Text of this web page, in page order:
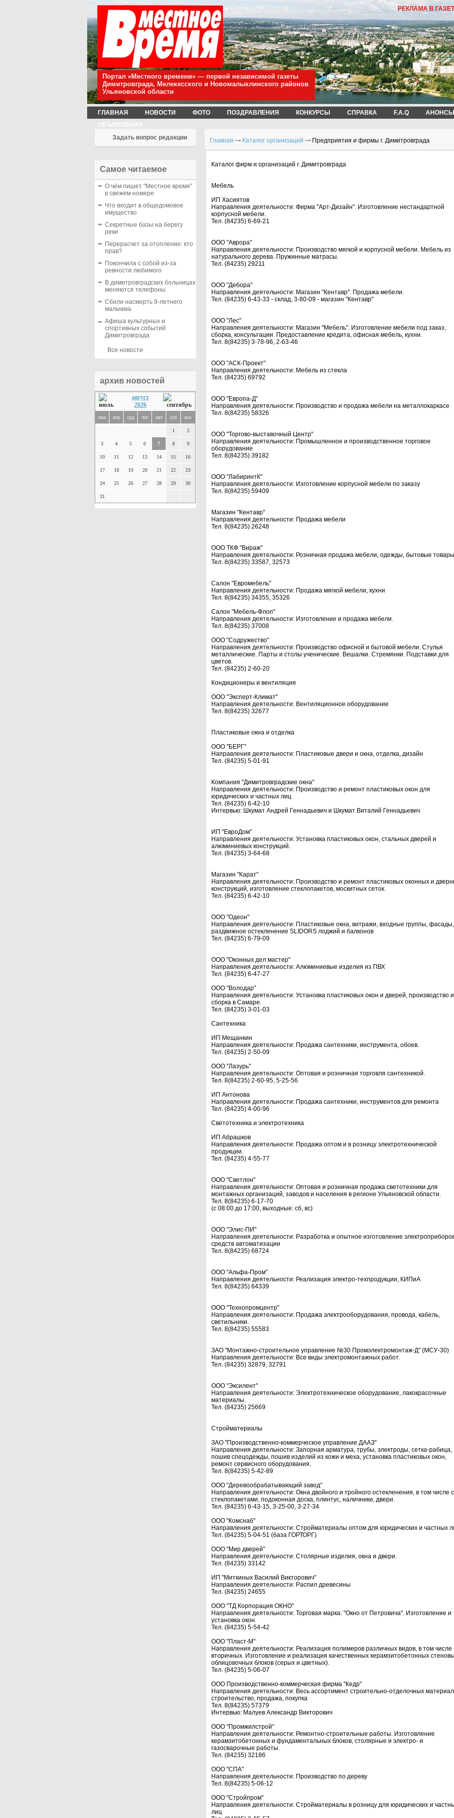
РЕКЛАМА В
Портал «Местного времени» — первой независимой газеты
Димитровграда, Мелекесского и Новомалыклинского районов
Ульяновской области
ГЛАВНАЯ НОВОСТИ ФОТО ПОЗДРАВЛЕНИЯ КОНКУРСЫ СПРАВКА F.A.Q
АНОНСЫ
ОБЪЯВЛЕНИЯ
Задать вопрос редакции
Самое читаемое
О чём пишет "Местное время"
в свежем номере
Что входит в общедомовое
имущество
Секретные базы на берегу
реки
Перерасчет за отопление: кто
прав?
Покончила с собой из-за
ревности любимого
В димитровградских больницах
меняются телефоны
Сбили насмерть 9-летнего
мальчика
Афиша культурных и
спортивных событий
Димитровграда
Все новости
архив новостей
август
2026
пон втр срд чет пят суб вск
1 2
3 4 5 6 7 8 9
10 11 12 13 14 15 16
17 18 19 20 21 22 23
24 25 26 27 28 29 30
31
Главная Каталог организаций Предприятия и фирмы г. Димитровграда
Каталог фирм и организаций г. Димитровграда
Мебель
ИП Хасиятов
Направления деятельности: Фирма "Арт-Дизайн". Изготовление нестандартной
корпусной мебели.
Тел. (84235) 6-69-21
ООО "Аврора"
Направления деятельности: Производство мягкой и корпусной мебели. Мебель из
натурального дерева. Пружинные матрасы.
Тел. (84235) 29211
ООО "Дебора"
Направления деятельности: Магазин "Кентавр". Продажа мебели.
Тел. (84235) 6-43-33 - склад, 3-80-09 - магазин "Кентавр"
ООО "Лес"
Направления деятельности: Магазин "Мебель". Изготовление мебели под заказ,
сборка, консультации. Предоставление кредита, офисная мебель, кухни.
Тел. 8(84235) 3-78-96, 2-63-46
ООО "АСК-Проект"
Направления деятельности: Мебель из стекла
Тел. (84235) 69792
ООО "Европа-Д"
Направления деятельности: Производство и продажа мебели на металлокаркасе
Тел. 8(84235) 58326
ООО "Торгово-выставочный Центр"
Направления деятельности: Промышленное и производственное торговое
оборудование
Тел. 8(84235) 39182
ООО "ЛабиринтК"
Направления деятельности: Изготовление корпусной мебели по заказу
Тел. 8(84235) 59409
Магазин "Кентавр"
Направления деятельности: Продажа мебели
Тел. 8(84235) 26248
ООО ТКФ "Вираж"
Направления деятельности: Розничная продажа мебели, одежды, бытовые
Тел. 8(84235) 33587, 32573
Салон "Евромебель"
Направления деятельности: Продажа мягкой мебели, кухни
Тел. 8(84235) 34355, 35326
Салон "Мебель-Флоп"
Направления деятельности: Изготовление и продажа мебели.
Тел. 8(84235) 37008
ООО "Содружество"
Направления деятельности: Производство офисной и бытовой мебели. Стулья
металлические. Парты и столы ученические. Вешалки. Стремянки. Подставки для
цветов.
Тел. (84235) 2-60-20
Кондиционеры и вентиляция
ООО "Эксперт-Климат"
Направления деятельности: Вентиляционное оборудование
Тел. 8(84235) 32677
Пластиковые окна и отделка
ООО "БЕРГ"
Направления деятельности: Пластиковые двери и окна, отделка, дизайн
Тел. (84235) 5-01-91
Компания "Димитровградские окна"
Направления деятельности: Производство и ремонт пластиковых окон для
юридических и частных лиц
Тел. (84235) 6-42-10
Интервью: Шкумат Андрей Геннадьевич и Шкумат Виталий Геннадьевич
ИП "ЕвроДом"
Направления деятельности: Установка пластиковых окон, стальных дверей и
алюминиевых конструкций.
Тел. (84235) 3-64-68
Магазин "Карат"
Направления деятельности: Производство и ремонт пластиковых оконных и
конструкций, изготовление стеклопакетов, москитных сеток.
Тел. (84235) 6-42-10
ООО "Одеон"
Направления деятельности: Пластиковые окна, витражи, входные группы, фасады,
раздвижное остекленение SLIDORS лоджий и балконов
Тел. (84235) 6-79-09
ООО "Оконных дел мастер"
Направления деятельности: Алюминиевые изделия из ПВХ
Тел. (84235) 6-47-27
ООО "Володар"
Направления деятельности: Установка пластиковых окон и дверей, производство и
сборка в Самаре.
Тел. (84235) 3-01-03
Сантехника
ИП Мещанкин
Направления деятельности: Продажа сантехники, инструмента, обоев.
Тел. (84235) 2-50-09
ООО "Лазурь"
Направления деятельности: Оптовая и розничная торговля сантехникой.
Тел. 8(84235) 2-60-95, 5-25-56
ИП Антонова
Направления деятельности: Продажа сантехники, инструментов для ремонта
Тел. (84235) 4-00-96
Светотехника и электротехника
ИП Абрашков
Направления деятельности: Продажа оптом и в розницу электротехнической
продукции.
Тел. (84235) 4-55-77
ООО "Светлон"
Направления деятельности: Оптовая и розничная продажа светотехники для
монтажных организаций, заводов и населения в регионе Ульяновской области.
Тел. 8(84235) 6-17-70
(с 08:00 до 17:00, выходные: сб, вс)
ООО "Элис-ПИ"
Направления деятельности: Разработка и опытное изготовление
средств автоматизации
Тел. 8(84235) 68724
ООО "Альфа-Пром"
Направления деятельности: Реализация электро-техпродукции, КИПиА
Тел. 8(84235) 64339
ООО "Технопромцентр"
Направления деятельности: Продажа электрооборудования, провода, кабель,
светильники.
Тел. 8(84235) 55583
ЗАО "Монтажно-строительное управление №30 Промэлектромонтаж-Д" (МСУ-30)
Направления деятельности: Все виды электромонтажных работ.
Тел. (84235) 32879, 32791
ООО "Эксилент"
Направления деятельности: Электротехническое оборудование, лакокрасочные
материалы.
Тел. (84235) 25669
Стройматериалы
ЗАО "Производственно-коммерческое управление ДААЗ"
Направления деятельности: Запорная арматура, трубы, электроды, сетка-рабица,
пошив спецодежды, пошив изделий из кожи и меха, установка пластиковых окон,
ремонт сервисного оборудования.
Тел. 8(84235) 5-42-89
ООО "Деревообрабатывающий завод"
Направления деятельности: Окна двойного и тройного остекленения, в том числе
стеклопакетами, подоконная доска, плинтус, наличники, двери.
Тел. (84235) 6-43-15, 3-25-00, 3-27-34
ООО "Комснаб"
Направления деятельности: Стройматериалы оптом для юридических и частных
Тел. (84235) 5-04-51 (база ГОРТОРГ)
ООО "Мир дверей"
Направления деятельности: Столярные изделия, окна и двери.
Тел. (84235) 33142
ИП "Миткиных Василий Викторович"
Направления деятельности: Распил древесины
Тел. (84235) 24655
ООО "ТД Корпорация ОКНО"
Направления деятельности: Торговая марка: "Окно от Петровича". Изготовление и
установка окон.
Тел. (84235) 5-54-42
ООО "Пласт-М"
Направления деятельности: Реализация полимеров различных видов, в том числе
вторичных. Изготовление и реализация качественных керамзитобетонных
облицовочных блоков (серых и цветных).
Тел. (84235) 5-06-07
ООО Производственно-коммерческая фирма "Кедр"
Направления деятельности: Весь ассортимент строительно-отделочных
строительство, продажа, покупка
Тел. 8(84235) 57379
Интервью: Малуев Александр Викторович
ООО "Промжилстрой"
Направления деятельности: Ремонтно-строительные работы. Изготовление
керамзитобетонных и фундаментальных блоков, столярные и электро- и
газосварочные работы.
Тел. (84235) 32186
ООО "СПА"
Направления деятельности: Производство по дереву
Тел. 8(84235) 5-06-12
ООО "Стройпром"
Направления деятельности: Стройматериалы в розницу для юридических и
лиц